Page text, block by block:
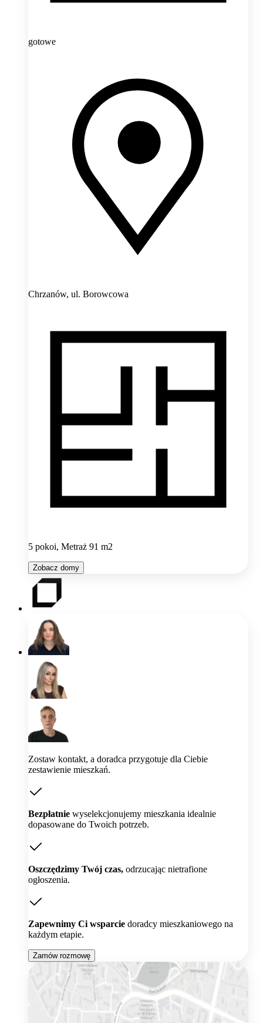
gotowe
Chrzanów, ul. Borowcowa
5 pokoi, Metraż 91 m2
Zobacz domy
Zostaw kontakt, a doradca przygotuje dla Ciebie
zestawienie mieszkań.
Bezpłatnie wyselekcjonujemy mieszkania idealnie
dopasowane do Twoich potrzeb.
Oszczędzimy Twój czas, odrzucając nietrafione
ogłoszenia.
Zapewnimy Ci wsparcie doradcy mieszkaniowego na
każdym etapie.
Zamów rozmowę